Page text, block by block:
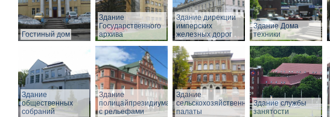
Гостиный дом
Здание
Государственного
архива
Здание дирекции
имперских
железных дорог
Здание Дома
техники
Здание
общественных
собраний
Здание
полицайпрезидиума
с рельефами
Здание
сельскохозяйственной
палаты
Здание службы
занятости